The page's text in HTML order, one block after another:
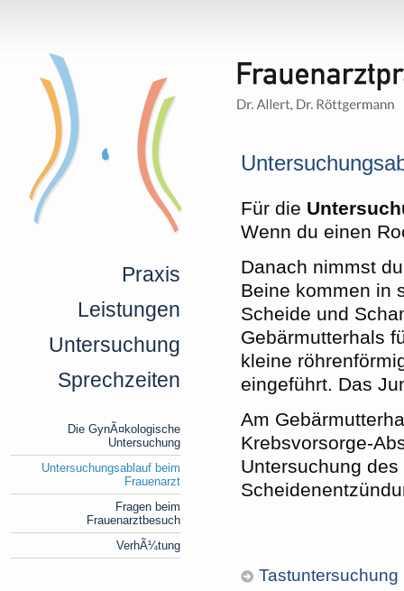
Praxis
Leistungen
Untersuchung
Sprechzeiten
Die GynÃ¤kologische
Untersuchung
Untersuchungsablauf beim
Frauenarzt
Fragen beim
Frauenarztbesuch
VerhÃ¼tung
Für die
Wenn du einen
Danach nimmst
Beine kommen in
Scheide und
Gebärmutterhals
kleine
eingeführt. Das
Am
Krebsvorsorge-
Untersuchung
Tastuntersuchung